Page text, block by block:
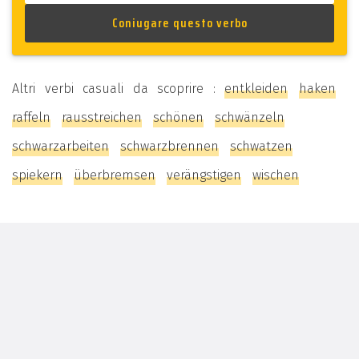
Altri verbi casuali da scoprire : entkleiden
haken
raffeln
rausstreichen schönen
schwänzeln
schwarzarbeiten
schwarzbrennen
schwatzen
spiekern
überbremsen verängstigen wischen